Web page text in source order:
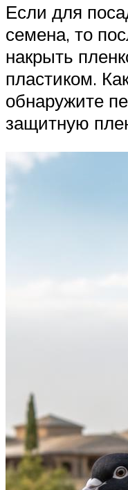
Если для
семена, то
накрыть
пластиком.
обнаружите
защитную